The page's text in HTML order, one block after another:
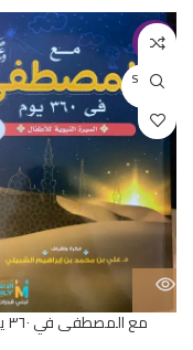
-15%
SOLD O
UT
مع المصطفى في ٣٦٠ يوم